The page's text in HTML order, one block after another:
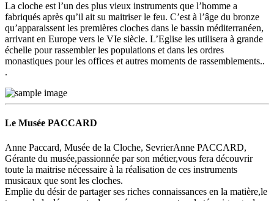
La cloche est l’un des plus vieux instruments que l’homme a
fabriqués après qu’il ait su maitriser le feu. C’est à l’âge du bronze
qu’apparaissent les premières cloches dans le bassin méditerranéen,
arrivant en Europe vers le VIe siècle. L’Eglise les utilisera à grande
échelle pour rassembler les populations et dans les ordres
monastiques pour les offices et autres moments de rassemblements..
.
Le Musée PACCARD
Anne Paccard, Musée de la Cloche, SevrierAnne PACCARD,
Gérante du musée,passionnée par son métier,vous fera découvrir
toute la maitrise nécessaire à la réalisation de ces instruments
musicaux que sont les cloches.
Emplie du désir de partager ses riches connaissances en la matière,le